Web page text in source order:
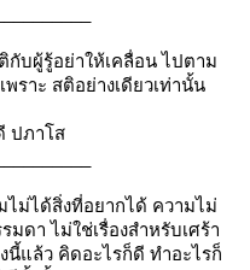
บผู้รู้อย่าให้เคลื่อน ไปตาม
ราะ สติอย่างเดียวเท่านั้น
ปภาโส
ม่ได้สิ่งที่อยากได้ ความไม่
มดา ไม่ใช่เรื่องสำหรับเศร้า
แล้ว คิดอะไรก็ดี ทำอะไรก็